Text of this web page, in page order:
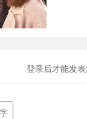
登录后才能发